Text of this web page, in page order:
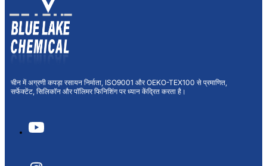
चीन में अग्रणी कपड़ा रसायन निर्माता, ISO9001 और OEKO-TEX100 से प्रमाणित,
सर्फेक्टेंट, सिलिकॉन और पॉलिमर फिनिशिंग पर ध्यान केंद्रित करता है।